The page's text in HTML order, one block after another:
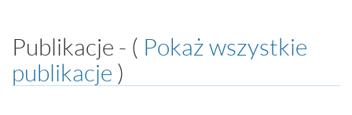
Publikacje - ( Pokaż wszystkie
publikacje )